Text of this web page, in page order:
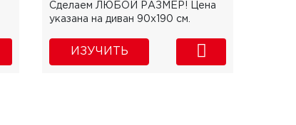
Сделаем ЛЮБОЙ РАЗМЕР! Цена
указана на диван 90х190 см.
ИЗУЧИТЬ